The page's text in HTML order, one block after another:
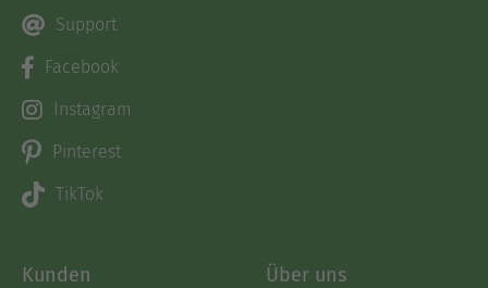
Support
Facebook
Instagram
Pinterest
TikTok
Kunden Über uns